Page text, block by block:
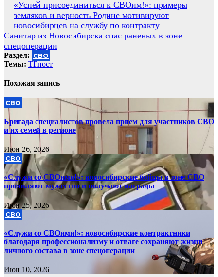
Навигация
по
записям
«Успей присоединиться к СВОим!»: примеры
земляков и верность Родине мотивируют
новосибирцев на службу по контракту
Санитар из Новосибирска спас раненых в зоне
спецоперации
Раздел: СВО
Темы: ТГпост
Похожая запись
СВО
Бригада специалистов провела прием для участников СВО
и их семей в регионе
Июн 26, 2026
СВО
«Служи со СВОими!»: новосибирские бойцы в зоне СВО
проявляют мужество и получают награды
Июн 25, 2026
СВО
«Служи со СВОими!»: новосибирские контрактники
благодаря профессионализму и отваге сохраняют жизни
личного состава в зоне спецоперации
Июн 10, 2026